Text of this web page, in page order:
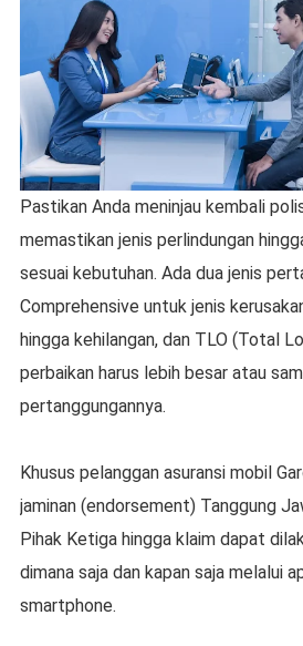
Pastikan Anda meninjau kembali
memastikan jenis perlindungan
sesuai kebutuhan. Ada dua jenis
Comprehensive untuk jenis
hingga kehilangan, dan TLO (Total
perbaikan harus lebih besar atau
pertanggungannya.
Khusus pelanggan asuransi mobil
jaminan (endorsement) Tanggung
Pihak Ketiga hingga klaim dapat
dimana saja dan kapan saja melalui
smartphone.